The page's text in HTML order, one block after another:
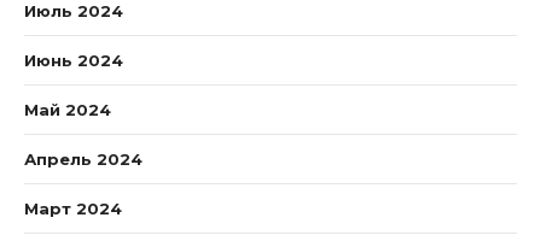
Июль 2024
Июнь 2024
Май 2024
Апрель 2024
Март 2024